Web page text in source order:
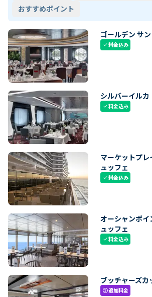
おすすめポイント
ゴールデン サ
check料金込み
シルバーイルカ
check料金込み
マーケットプ
ュッフェ
check料金込み
オーシャンポイ
ュッフェ
check料金込み
ブッチャーズカ
paid追加料金